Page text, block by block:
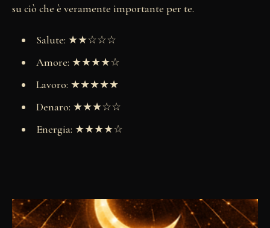
su ciò che è veramente importante per te.
Salute: ★★☆☆☆
Amore: ★★★★☆
Lavoro: ★★★★★
Denaro: ★★★☆☆
Energia: ★★★★☆